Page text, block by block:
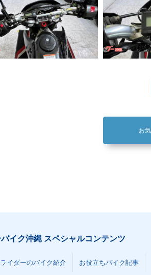
お
イク沖縄 スペシャルコンテンツ
イダーのバイク紹介 お役立ちバイク記事